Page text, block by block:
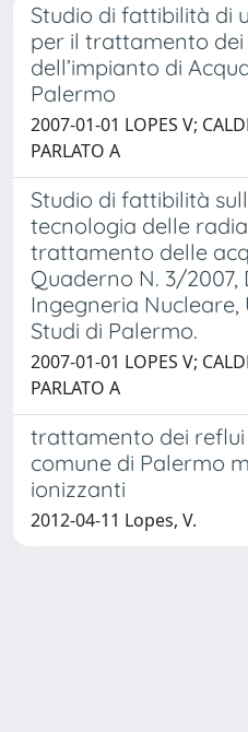
Studio di fattibilità di
per il trattamento dei
dell’impianto di
Palermo
2007-01-01 LOPES V;
PARLATO A
Studio di fattibilità
tecnologia delle
trattamento delle
Quaderno N. 3/
Ingegneria Nucleare,
Studi di Palermo.
2007-01-01 LOPES V;
PARLATO A
trattamento dei reflui
comune di Palermo
ionizzanti
2012-04-11 Lopes, V.